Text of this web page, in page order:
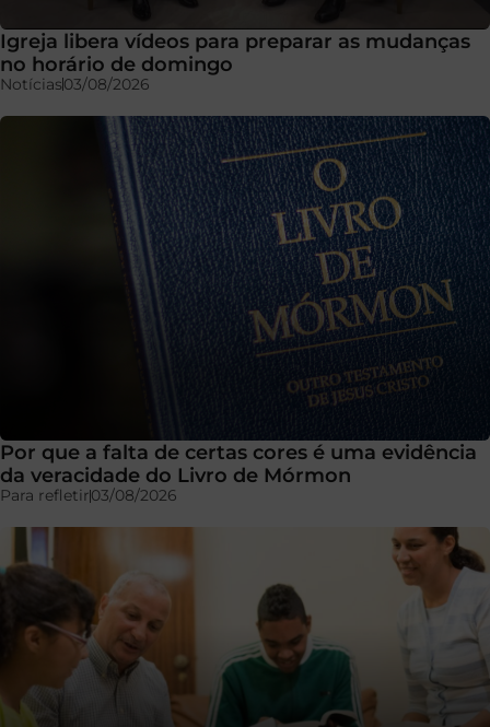
Igreja libera vídeos para preparar as mudanças
no horário de domingo
Notícias03/08/2026
Por que a falta de certas cores é uma evidência
da veracidade do Livro de Mórmon
Para refletir03/08/2026